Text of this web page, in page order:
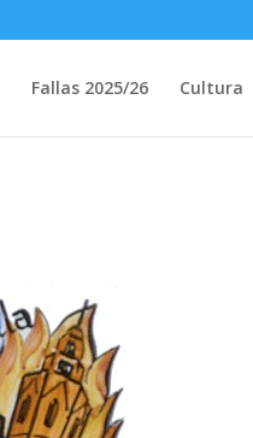
Fallas 2025/26 Cultura